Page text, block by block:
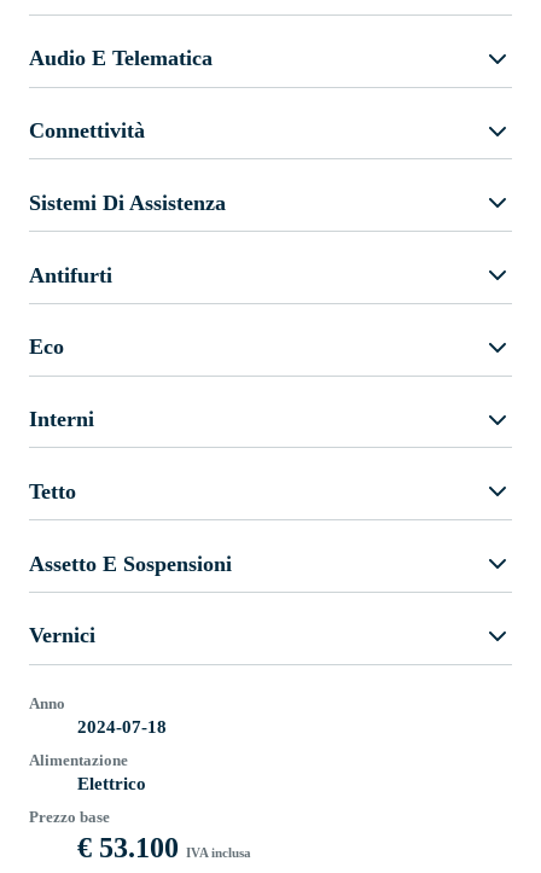
Audio E Telematica
Connettività
Sistemi Di Assistenza
Antifurti
Eco
Interni
Tetto
Assetto E Sospensioni
Vernici
Anno
2024-07-18
Alimentazione
Elettrico
Prezzo base
€ 53.100 IVA inclusa